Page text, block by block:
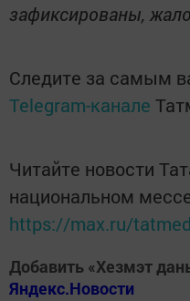
зафиксированы,
Следите за самым
Telegram-канале
Читайте новости
национальном
https://max.ru/
Добавить «Хезмэт
Яндекс.Новости